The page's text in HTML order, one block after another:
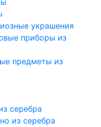
украшения
приборы из
предметы из
серебра
из серебра